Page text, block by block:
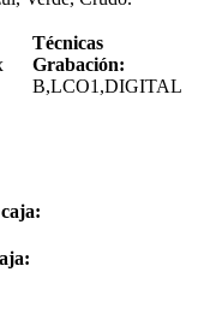
Técnicas
Grabación:
B,LCO1,DIGITAL